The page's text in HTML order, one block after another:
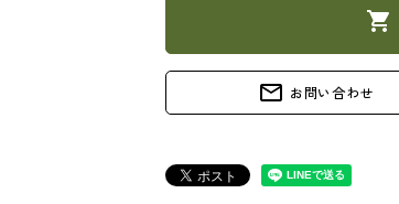
shopping_cart
mail_outline お問い合わせ